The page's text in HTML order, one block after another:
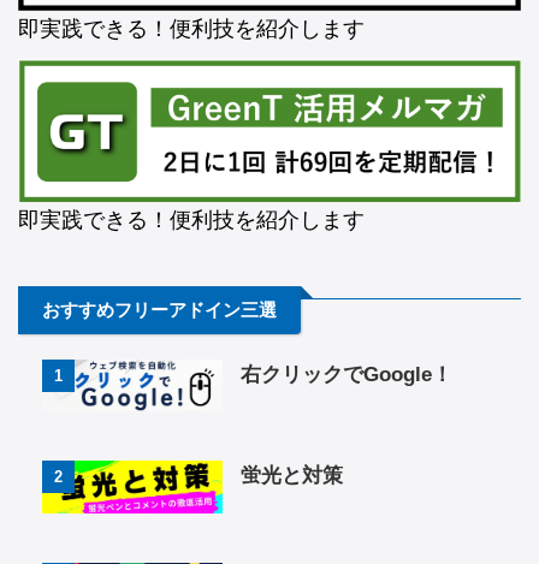
即実践できる！便利技を紹介します
即実践できる！便利技を紹介します
おすすめフリーアドイン三選
1 右クリックでGoogle！
2 蛍光と対策